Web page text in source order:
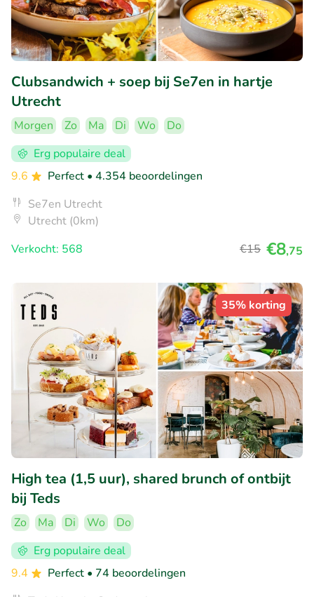
Clubsandwich + soep bij Se7en in hartje
Utrecht
Morgen Zo Ma Di Wo
Do
Erg populaire deal
9.6
Perfect • 4.354 beoordelingen
Se7en Utrecht
Utrecht (0km)
Verkocht: 568
€15 €8,75
35% korting
High tea (1,5 uur), shared brunch of ontbijt
bij Teds
Zo Ma Di Wo
Do
Erg populaire deal
9.4
Perfect • 74 beoordelingen